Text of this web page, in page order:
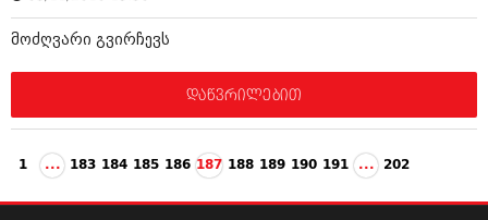
ნოემბერი 0201 (1)
მოძღვარი გვირჩევს
დაწვრილებით
1 ... 183 184 185 186 187 188 189 190 191 ... 202